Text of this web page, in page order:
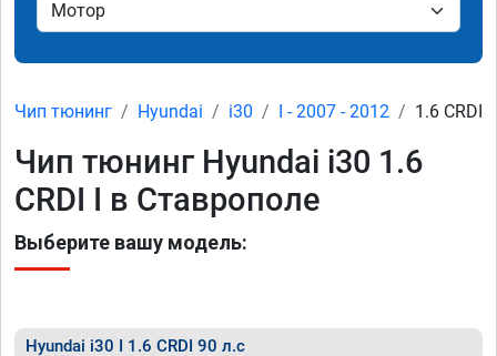
Чип тюнинг Hyundai i30 I - 2007 - 2012 1.6 CRDI
Чип тюнинг Hyundai i30 1.6
CRDI I в Ставрополе
Выберите вашу модель:
Hyundai i30 I 1.6 CRDI 90 л.с